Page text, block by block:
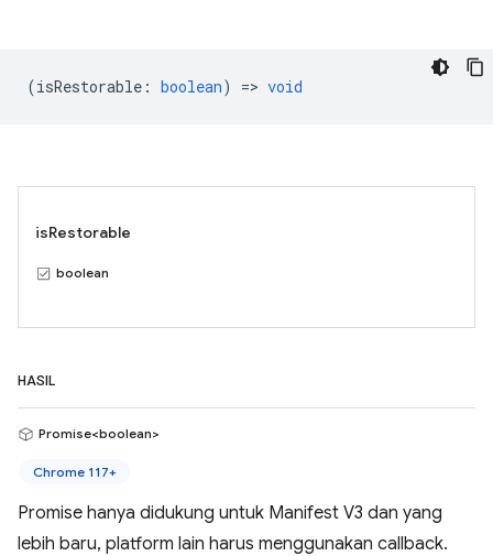
(isRestorable : boolean) => void
isRestorable
boolean
HASIL
Promise<boolean>
Chrome 117+
Promise hanya didukung untuk Manifest V3 dan yang
lebih baru, platform lain harus menggunakan callback.